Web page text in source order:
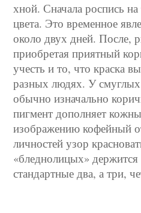
хной. Сначала роспись
цвета. Это временное
около двух дней. После,
приобретая приятный
учесть и то, что краска
разных людях. У смуглых
обычно изначально
пигмент дополняет
изображению кофейный
личностей узор
«бледнолицых»
стандартные два, а три,